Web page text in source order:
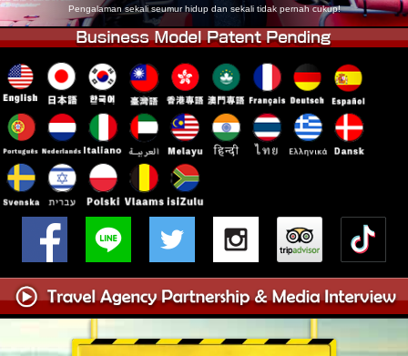
Okinawa
Pengalaman sekali seumur hidup dan sekali tidak pernah cukup!